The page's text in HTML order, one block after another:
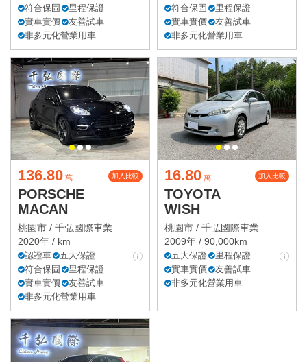
符合保固
里程保證
實車實價
友善試車
非多元化營業用車
符合保固
里程保證
實車實價
友善試車
非多元化營業用車
136.80 萬 加入比較
PORSCHE
MACAN
桃園市 / 千弘國際車業
2020年 / km
認證車
五大保證
符合保固
里程保證
實車實價
友善試車
非多元化營業用車
16.80 萬 加入比較
TOYOTA
WISH
桃園市 / 千弘國際車業
2009年 / 90,000km
五大保證
里程保證
實車實價
友善試車
非多元化營業用車